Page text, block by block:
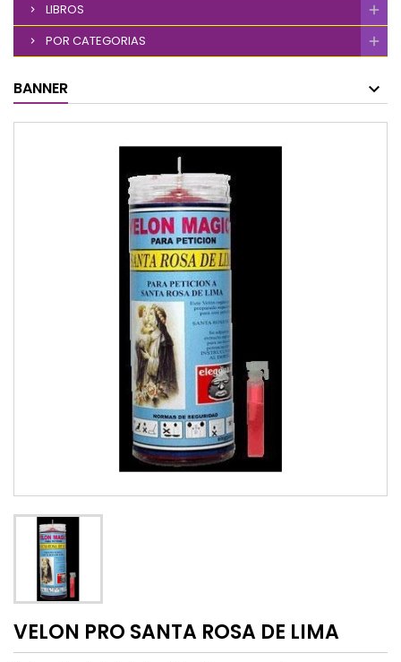
LIBROS
POR CATEGORIAS
BANNER
VELON PRO SANTA ROSA DE LIMA